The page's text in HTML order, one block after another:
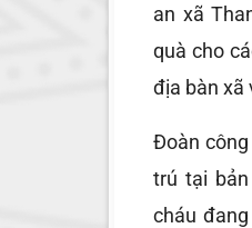
an xã
quà cho
địa bàn xã
Đoàn
trú tại bản
cháu